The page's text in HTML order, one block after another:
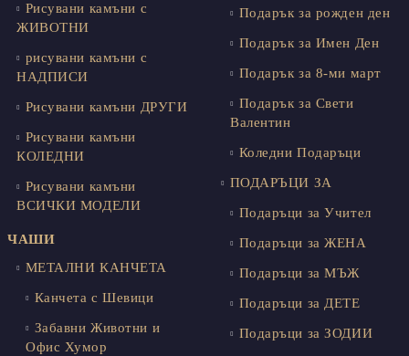
Рисувани камъни с
ЖИВОТНИ
рисувани камъни с
НАДПИСИ
Рисувани камъни ДРУГИ
Рисувани камъни
КОЛЕДНИ
Рисувани камъни
ВСИЧКИ МОДЕЛИ
ЧАШИ
МЕТАЛНИ КАНЧЕТА
Канчета с Шевици
Забавни Животни и
Офис Хумор
Подарък за рожден ден
Подарък за Имен Ден
Подарък за 8-ми март
Подарък за Свети
Валентин
Коледни Подаръци
ПОДАРЪЦИ ЗА
Подаръци за Учител
Подаръци за ЖЕНА
Подаръци за МЪЖ
Подаръци за ДЕТЕ
Подаръци за ЗОДИИ